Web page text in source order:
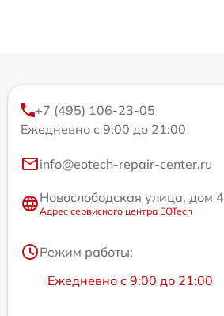
+7 (495) 106-23-05
Ежедневно с 9:00 до 21:00
info@eotech-repair-center.ru
Новослободская улица, дом 4
Адрес сервисного центра EOTech
Режим работы:
Ежедневно с 9:00 до 21:00